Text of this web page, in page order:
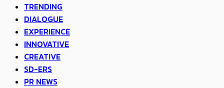
TRENDING
DIALOGUE
EXPERIENCE
INNOVATIVE
CREATIVE
SD-ERS
PR NEWS